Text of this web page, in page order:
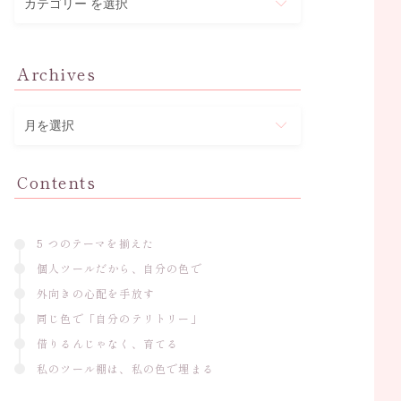
テ
ー
Archives
ア
ー
イ
ブ
Contents
5 つのテーマを揃えた
個人ツールだから、自分の色で
外向きの心配を手放す
同じ色で「自分のテリトリー」
借りるんじゃなく、育てる
私のツール棚は、私の色で埋まる